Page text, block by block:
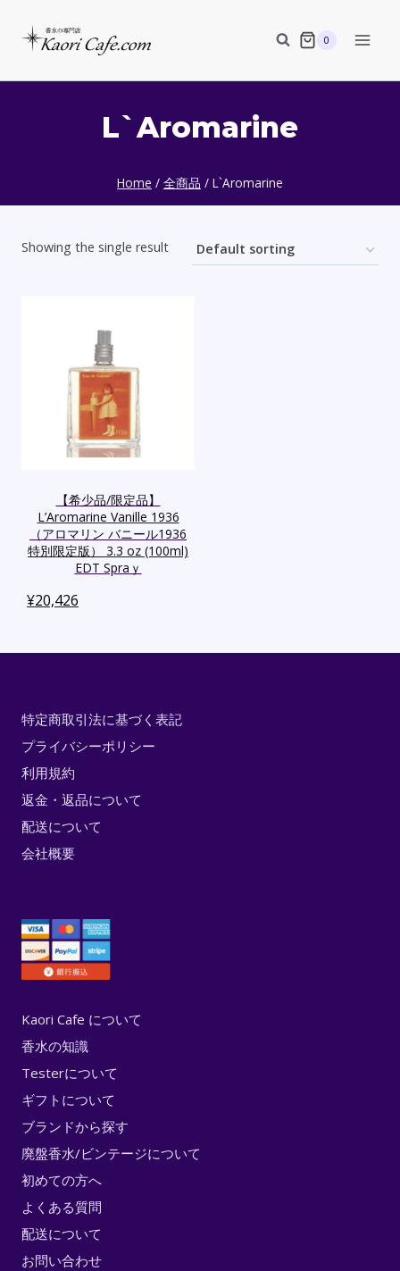
0
L`Aromarine
Home / 全商品 / L`Aromarine
Showing the single result
【希少品/限定品】
L’Aromarine Vanille 1936
（アロマリン バニール1936
特別限定版） 3.3 oz (100ml)
EDT Spraｙ
¥20,426
特定商取引法に基づく表記
プライバシーポリシー
利用規約
返金・返品について
配送について
会社概要
Kaori Cafe について
香水の知識
Testerについて
ギフトについて
ブランドから探す
廃盤香水/ビンテージについて
初めての方へ
よくある質問
配送について
お問い合わせ